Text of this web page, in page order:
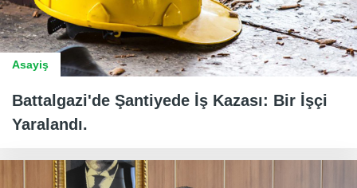
Asayiş
Battalgazi'de Şantiyede İş Kazası: Bir İşçi
Yaralandı.